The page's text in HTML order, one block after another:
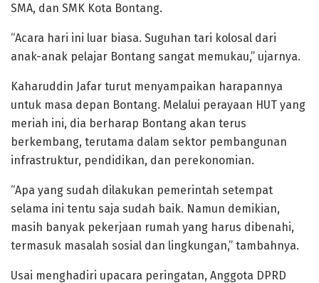
SMA, dan SMK Kota Bontang.
“Acara hari ini luar biasa. Suguhan tari kolosal dari
anak-anak pelajar Bontang sangat memukau,” ujarnya.
Kaharuddin Jafar turut menyampaikan harapannya
untuk masa depan Bontang. Melalui perayaan HUT yang
meriah ini, dia berharap Bontang akan terus
berkembang, terutama dalam sektor pembangunan
infrastruktur, pendidikan, dan perekonomian.
“Apa yang sudah dilakukan pemerintah setempat
selama ini tentu saja sudah baik. Namun demikian,
masih banyak pekerjaan rumah yang harus dibenahi,
termasuk masalah sosial dan lingkungan,” tambahnya.
Usai menghadiri upacara peringatan, Anggota DPRD